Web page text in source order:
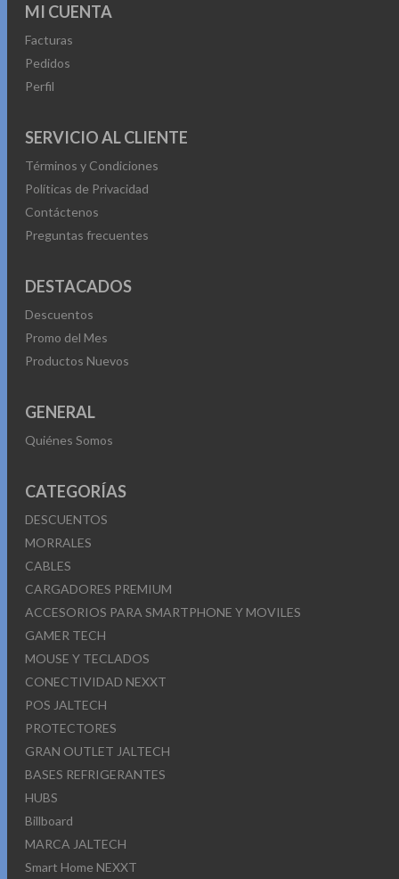
MI CUENTA
Facturas
Pedidos
Perfil
SERVICIO AL CLIENTE
Términos y Condiciones
Políticas de Privacidad
Contáctenos
Preguntas frecuentes
DESTACADOS
Descuentos
Promo del Mes
Productos Nuevos
GENERAL
Quiénes Somos
CATEGORÍAS
DESCUENTOS
MORRALES
CABLES
CARGADORES PREMIUM
ACCESORIOS PARA SMARTPHONE Y MOVILES
GAMER TECH
MOUSE Y TECLADOS
CONECTIVIDAD NEXXT
POS JALTECH
PROTECTORES
GRAN OUTLET JALTECH
BASES REFRIGERANTES
HUBS
Billboard
MARCA JALTECH
Smart Home NEXXT